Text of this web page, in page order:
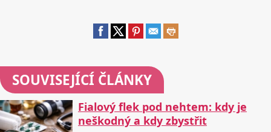
SOUVISEJÍCÍ ČLÁNKY
Fialový flek pod nehtem: kdy je
neškodný a kdy zbystřit